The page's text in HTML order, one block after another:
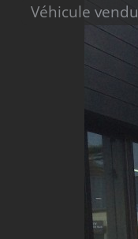
Véhicule vendu